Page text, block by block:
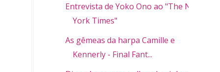
Entrevista de Yoko Ono ao "The New
York Times"
As gêmeas da harpa Camille e
Kennerly - Final Fant...